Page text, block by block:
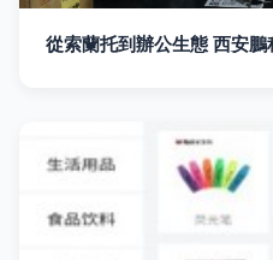
從索蘭托到辦公生態 西安